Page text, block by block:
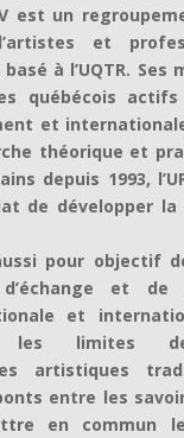
est un
et
à l’UQTR. Ses
québécois
et
théorique et
depuis 1993,
de développer la
aussi pour objectif
et de
et
les limites
artistiques
entre les
en commun